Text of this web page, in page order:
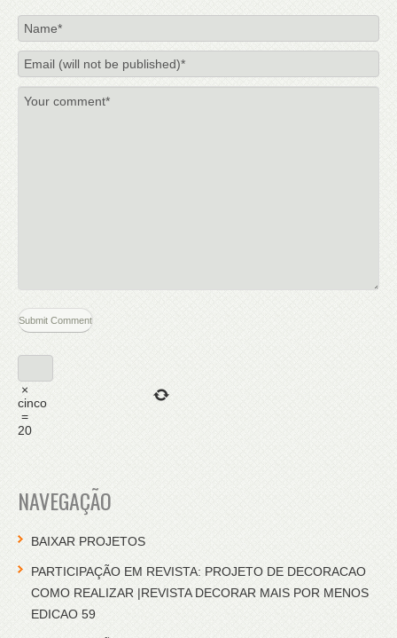
×
cinco
=
20
NAVEGAÇÃO
BAIXAR PROJETOS
PARTICIPAÇÃO EM REVISTA: PROJETO DE DECORACAO
COMO REALIZAR |REVISTA DECORAR MAIS POR MENOS
EDICAO 59